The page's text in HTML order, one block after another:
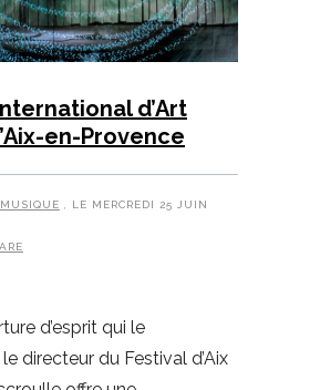
d’Art
en-Provence
MUSIQUE
, LE MERCREDI 25 JUIN
d’esprit qui le
directeur du Festival d’Aix